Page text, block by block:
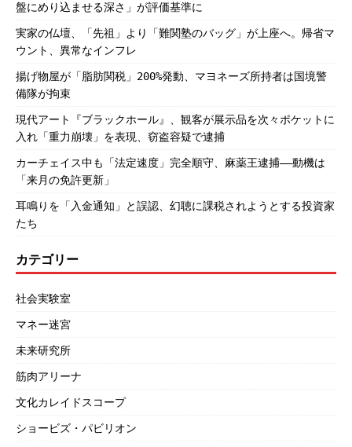
盤にめり込ませる深さ」が評価基準に
実家の仏壇、「先祖」より「難関塾のバッグ」が上座へ。帰省マ
ウント、異常なインフレ
揚げ物屋が「脂肪関税」200%発動、マヨネーズ所持者は国境警
備隊が拘束
現代アート『ブラックホール』、観客が展示品を次々ポケットに
入れ「重力崩壊」を表現、窃盗容疑で逮捕
カーチェイス中も「法定速度」完全順守、麻薬王逮捕――動機は
「来月の免許更新」
耳鳴りを「入金通知」と誤認、幻聴に課税されようとする投資家
たち
カテゴリー
社会実験室
マネー迷宮
未来研究所
筋肉アリーナ
文化カレイドスコープ
ショービズ・パビリオン